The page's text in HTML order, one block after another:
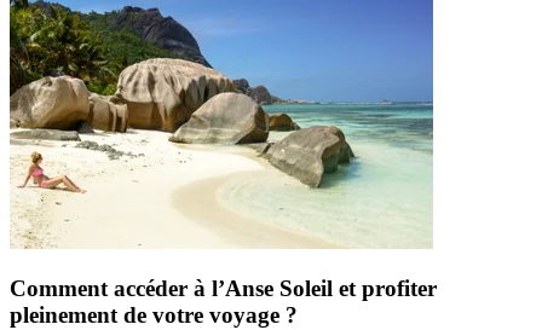
Comment accéder à l’Anse Soleil et profiter
pleinement de votre voyage ?